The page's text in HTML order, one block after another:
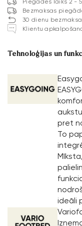
Piegādes laiks 2 -
Bezmaksas
30 dienu
Klientu
Tehnoloģijas un
pret
To
ideāli